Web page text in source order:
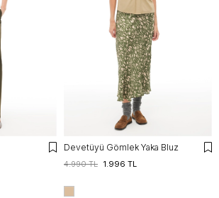
Devetüyü Gömlek Yaka Bluz
1.996 TL
4.990 TL